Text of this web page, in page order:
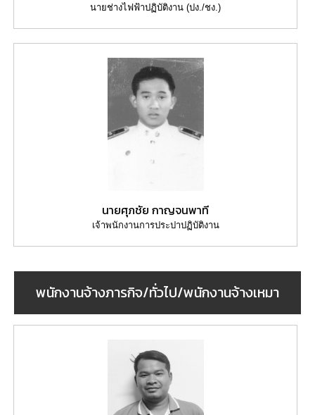
นายช่างไฟฟ้าปฏิบัติงาน (ปง./ชง.)
นายศุภชัย กาญจนพาที
เจ้าพนักงานการประปาปฏิบัติงาน
พนักงานจ้างภารกิจ/ทั่วไป/พนักงานจ้างเหมา